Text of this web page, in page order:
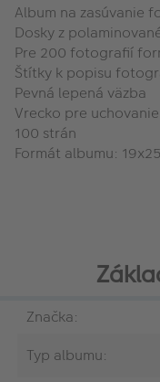
Album na zasúvanie
Dosky z
Pre 200 fotografií
Štítky k popisu
Pevná lepená väzba
Vrecko pre
100 strán
Formát albumu:
Značka:
Typ albumu: